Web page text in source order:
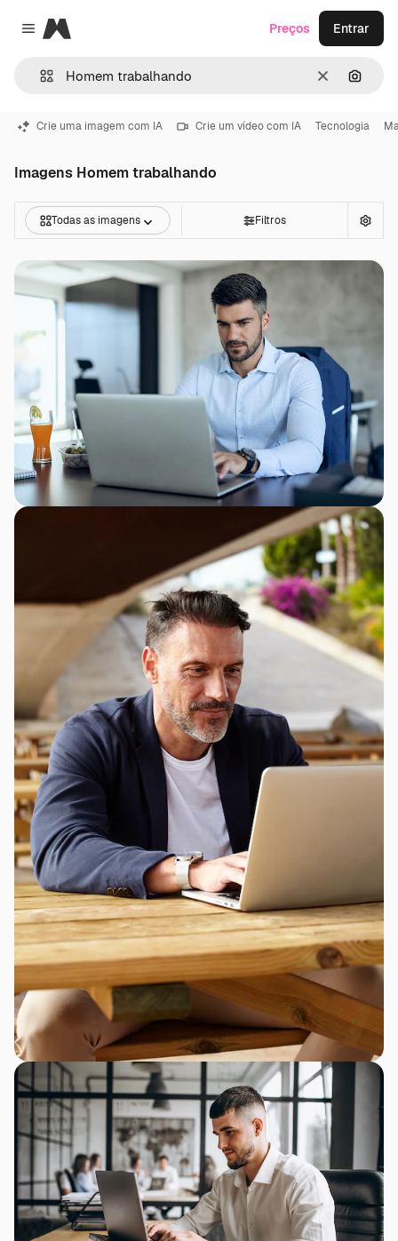
Close menu
Magnific
Limpar
Preços Entrar
Crie uma imagem com IA Crie um vídeo com IA Tecnologia
Imagens Homem trabalhando
Todas as imagens Filtros